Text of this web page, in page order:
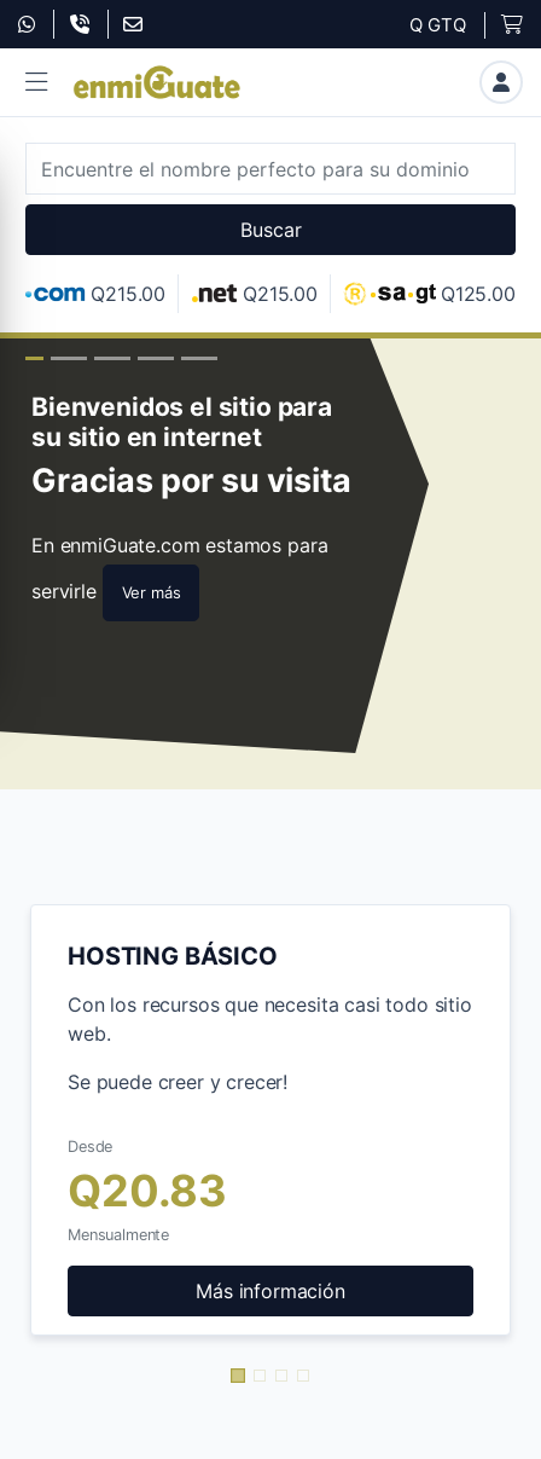
Q GTQ
Q215.00 Q215.00 Q125.00
para
visita
para
Planes de Hosting con
toda la funcionalidad de
cPanel
Hosting con cPanel
Control centralizado para sus sitios
web
Con los recursos que necesita casi todo sitio
Desde
Q20.83
Mensualmente
Más información